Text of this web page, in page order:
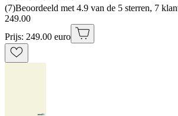
(7)Beoordeeld met 4.9 van de 5 sterren, 7
249.00
Prijs: 249.00 euro